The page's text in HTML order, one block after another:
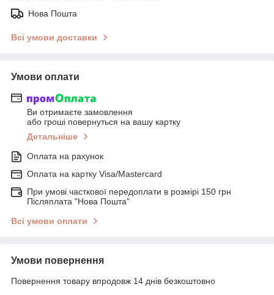
Нова Пошта
Всі умови доставки
Умови оплати
Ви отримаєте замовлення
або гроші повернуться на вашу картку
Детальніше
Оплата на рахунок
Оплата на картку Visa/Mastercard
При умові часткової передоплати в розмірі 150 грн
Післяплата "Нова Пошта"
Всі умови оплати
Умови повернення
Повернення товару впродовж 14 днів безкоштовно